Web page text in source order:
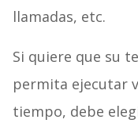
llamadas, etc.
Si quiere que su
permita ejecutar
tiempo, debe